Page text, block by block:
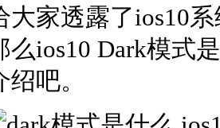
大家透露了ios10
么ios10 Dark模式
吧。